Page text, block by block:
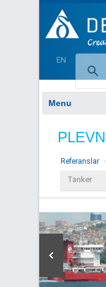
EN
Referanslar
Tanker